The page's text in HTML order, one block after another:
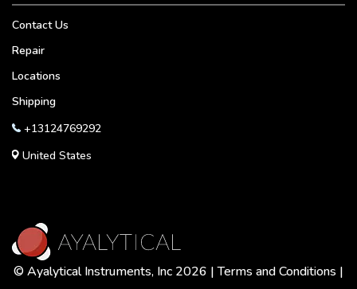
Contact Us
Repair
Locations
Shipping
+13124769292
United States
© Ayalytical Instruments, Inc 2026 |Terms and Conditions |